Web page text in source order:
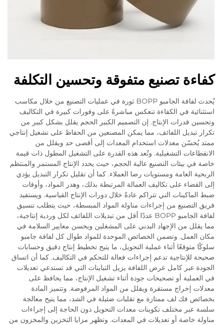
كفاءة تصنيع متفوقة وتحسين التكلفة
يُحدث لفافة الجامبو BOPP ثورة في عمليات التصنيع من خلال مكاسب
استثنائية في الكفاءة تنعكس مباشرةً على وفورات كبيرة في التكاليف
وتحسين قدرات الإنتاج. إن التصميم الكبير الحجم يقلل بشكل كبير من
تكرار تبديل اللفائف، مما يمكن المصنعين من الحفاظ على تشغيل إنتاجي
ممتد يُحسّن معدلات استخدام المعدات إلى أقصى حد ويقلل من
الانقطاعات التشغيلية. وتُعد هذه القدرة على التشغيل المطول ذات قيمة
خاصة في بيئات التصنيع عالية الحجم، حيث يحدد الإنتاج المستمر والمنتظم
الربحية العامة ومستويات رضا العملاء. كما أن تقليل تكرار التبديل يؤدي
إلى القضاء على تكاليف العمالة المرتبطة بذلك، وهدر المواد، وأوقات
ضبط الماكينات التي تتراكم عادةً خلال دورات الإنتاج القياسية. ويستفيد
فريق التصنيع من إجراءات مناولة المواد المبسطة، حيث يتطلب تنسيق
لفافة الجامبو BOPP عددًا أقل من تبديلات اللفائف لكل وردية إنتاجية،
مما يقلل من الإجهاد البدني على المشغلين ويحسن معايير السلامة في
مكان العمل. وتضمن الخصائص الموحدة للمواد طوال كل لفافة جامبو
سلوكًا متوقعًا أثناء عملية التحويل، ما يتيح تخطيط إنتاج دقيق وحسابات
صحيحة للإنتاجية تدعم إجراءات فعالة للتحكم في التكاليف. كما أن اتساق
الجودة عبر كامل عرض اللفافة يزيل التباينات التي قد تستدعي تعديلات
في العملية أو تصحيحات جودة أثناء تشغيل الإنتاج، مما يحافظ على
معدلات إخراج مستقرة ويقلل من المواد المرفوضة. وتتميز المادة
بخصائص فك لف ممتازة مع تقلبات ضئيلة في الشد، مما يتيح معالجة
سلسة عبر مختلف تكوينات معدات التحويل دون الحاجة إلى إجراءات
مناولة خاصة أو تعديلات في المعدات. وتظهر مزايا التخزين والمخزون من